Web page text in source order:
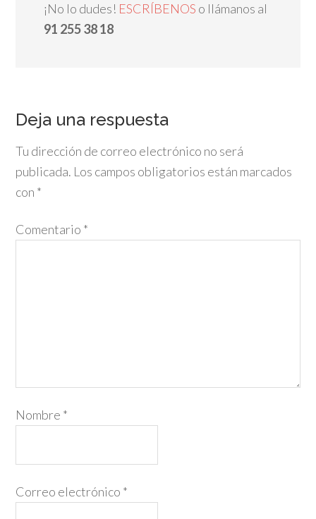
¡No lo dudes! ESCRÍBENOS o llámanos al
91 255 38 18
Deja una respuesta
Tu dirección de correo electrónico no será
publicada. Los campos obligatorios están marcados
con *
Comentario *
Nombre *
Correo electrónico *